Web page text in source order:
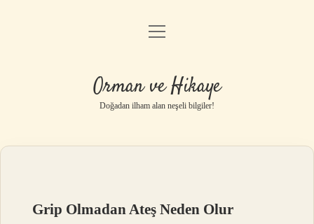
Anasayfa
Yasal Uyarı
menüyü
Orman ve Hikaye
Doğadan ilham alan neşeli bilgiler!
Grip Olmadan Ateş Neden Olur